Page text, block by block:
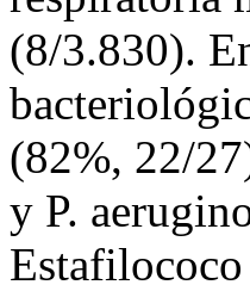
(8/3.830).
(82%, 22/
y P.